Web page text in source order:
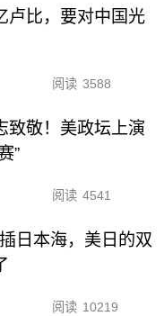
卢比，要对中国光
阅读 3588
致敬！美政坛上演
”
阅读 4541
日本海，美日的双
阅读 10219